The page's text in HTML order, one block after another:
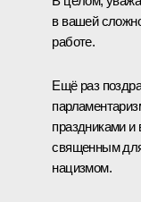
в вашей
работе.
Ещё раз
праздниками и
священным
нацизмом.